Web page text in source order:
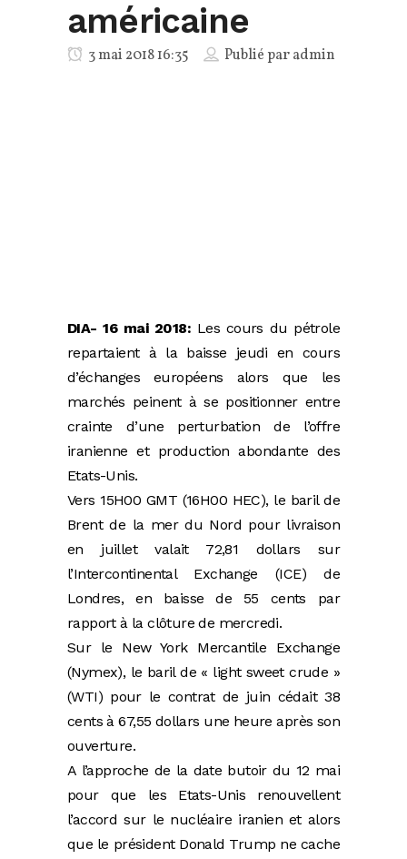
américaine
3 mai 2018 16:35 Publié paradmin
DIA- 16 mai 2018: Les cours du pétrole
repartaient à la baisse jeudi en cours
d’échanges européens alors que les
marchés peinent à se positionner entre
crainte d’une perturbation de l’offre
iranienne et production abondante des
Etats-Unis.
Vers 15H00 GMT (16H00 HEC), le baril de
Brent de la mer du Nord pour livraison
en juillet valait 72,81 dollars sur
l’Intercontinental Exchange (ICE) de
Londres, en baisse de 55 cents par
rapport à la clôture de mercredi.
Sur le New York Mercantile Exchange
(Nymex), le baril de « light sweet crude »
(WTI) pour le contrat de juin cédait 38
cents à 67,55 dollars une heure après son
ouverture.
A l’approche de la date butoir du 12 mai
pour que les Etats-Unis renouvellent
l’accord sur le nucléaire iranien et alors
que le président Donald Trump ne cache